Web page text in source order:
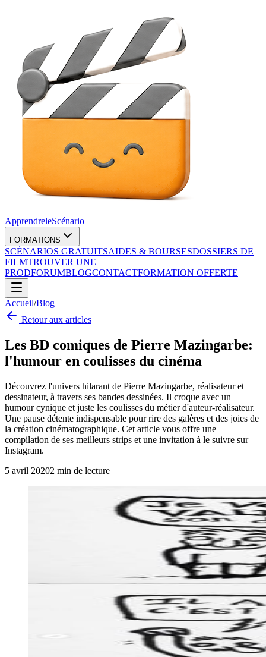
ApprendreleScénario
FORMATIONS
SCÉNARIOS GRATUITSAIDES & BOURSESDOSSIERS DE
FILMTROUVER UNE
PRODFORUMBLOGCONTACTFORMATION OFFERTE
Accueil/Blog
Retour aux articles
Les BD comiques de Pierre Mazingarbe:
l'humour en coulisses du cinéma
Découvrez l'univers hilarant de Pierre Mazingarbe, réalisateur et
dessinateur, à travers ses bandes dessinées. Il croque avec un
humour cynique et juste les coulisses du métier d'auteur-réalisateur.
Une pause détente indispensable pour rire des galères et des joies de
la création cinématographique. Cet article vous offre une
compilation de ses meilleurs strips et une invitation à le suivre sur
Instagram.
5 avril 20202 min de lecture